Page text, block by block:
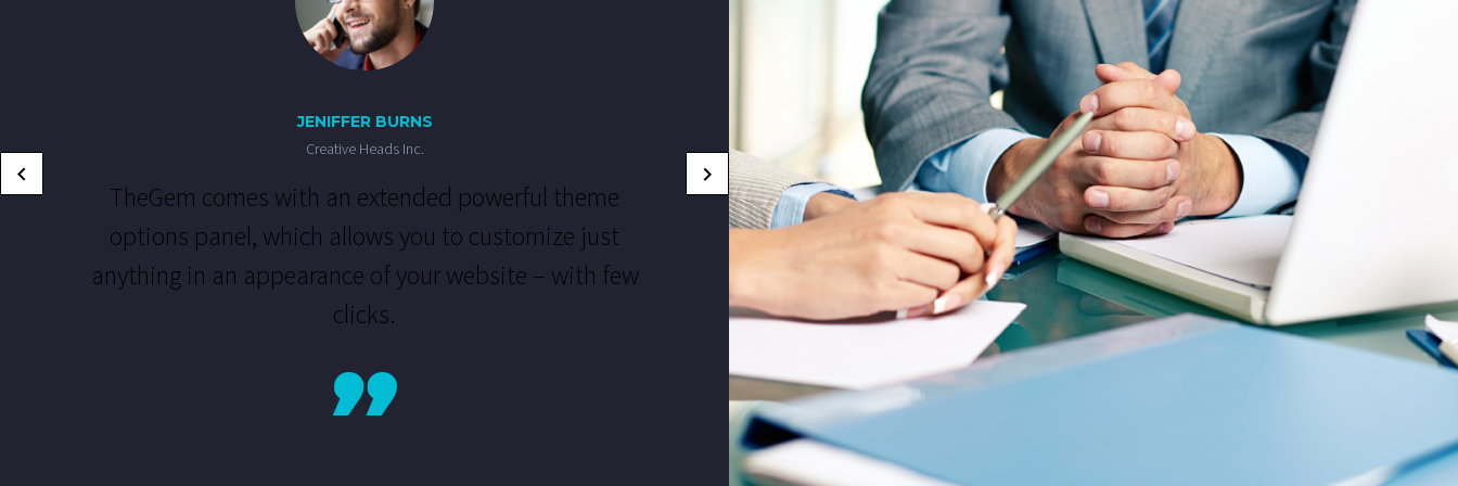
JENIFFER BURNS
Creative Heads Inc.
TheGem comes with an extended powerful theme
options panel, which allows you to customize just
anything in an appearance of your website – with few
clicks.

JENIFFER BURNS
Creative Heads Inc.
TheGem comes with an extended powerful theme
options panel, which allows you to customize just
anything in an appearance of your website – with few
clicks.